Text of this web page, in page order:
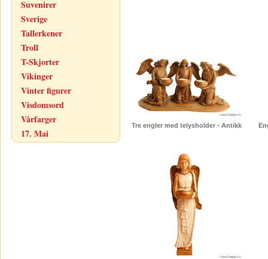
Suvenirer
Sverige
Tallerkener
Troll
T-Skjorter
Vikinger
Vinter figurer
Visdomsord
Vårfarger
17. Mai
Tre engler med telysholder - Antikk